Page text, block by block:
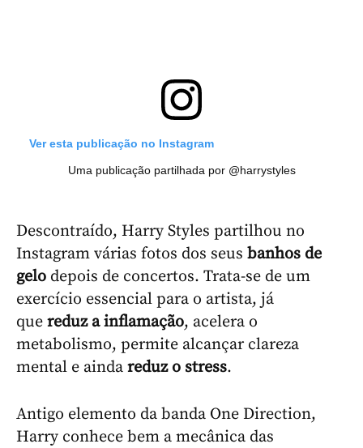
Ver esta publicação no Instagram
Uma publicação partilhada por @harrystyles
Descontraído, Harry Styles partilhou no
Instagram várias fotos dos seus banhos de
gelo depois de concertos. Trata-se de um
exercício essencial para o artista, já
que reduz a inflamação, acelera o
metabolismo, permite alcançar clareza
mental e ainda reduz o stress.
Antigo elemento da banda One Direction,
Harry conhece bem a mecânica das